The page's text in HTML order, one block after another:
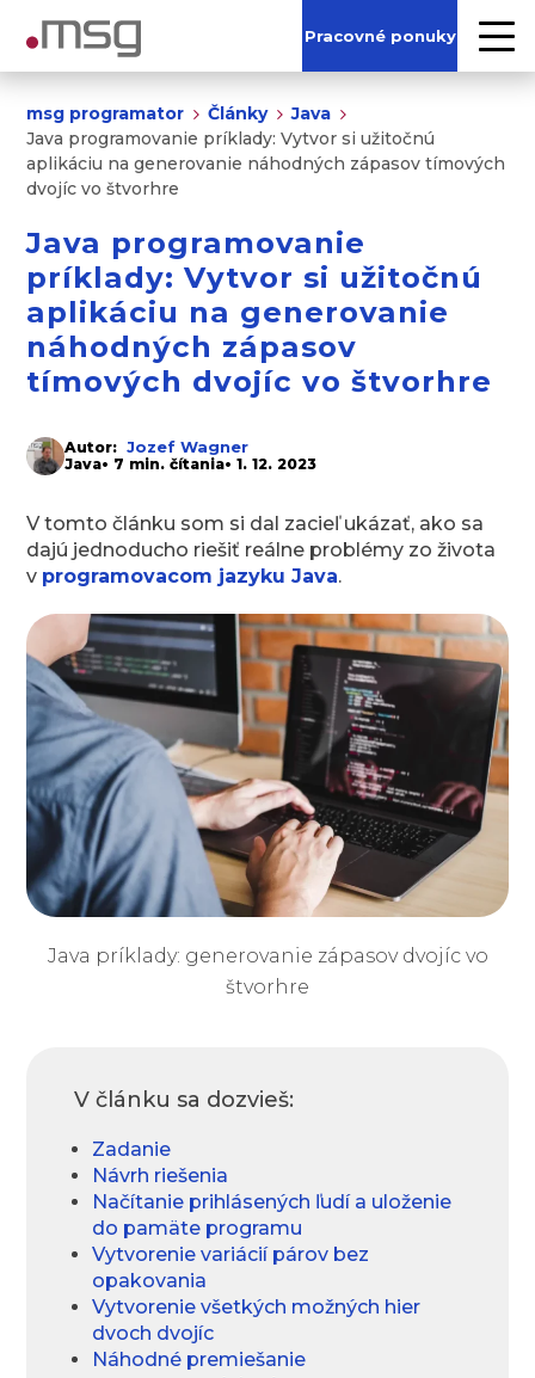
Pracovné ponuky
msg programator Články
Java
Java programovanie príklady: Vytvor si užitočnú
aplikáciu na generovanie náhodných zápasov tímových
dvojíc vo štvorhre
Java programovanie
príklady: Vytvor si užitočnú
aplikáciu na generovanie
náhodných zápasov
tímových dvojíc vo štvorhre
Autor: Jozef Wagner
Java• 7 min. čítania• 1. 12. 2023
V tomto článku som si dal zacieľ ukázať, ako sa
dajú jednoducho riešiť reálne problémy zo života
v programovacom jazyku Java.
Java príklady: generovanie zápasov dvojíc vo
štvorhre
V článku sa dozvieš:
Zadanie
Návrh riešenia
Načítanie prihlásených ľudí a uloženie
do pamäte programu
Vytvorenie variácií párov bez
opakovania
Vytvorenie všetkých možných hier
dvoch dvojíc
Náhodné premiešanie